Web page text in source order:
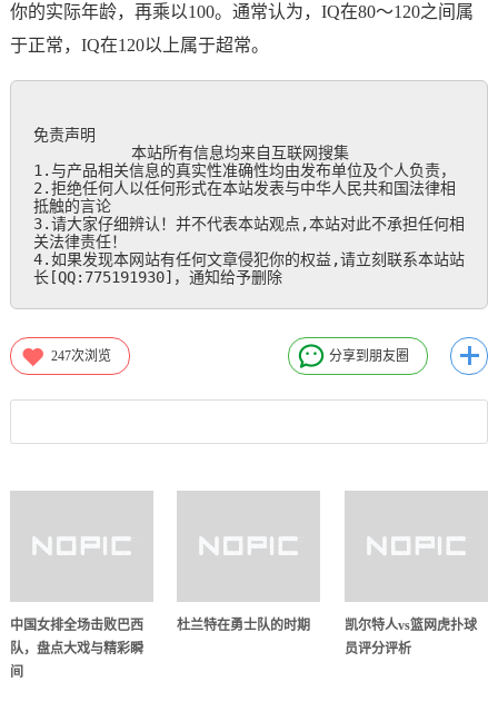
你的实际年龄，再乘以100。通常认为，IQ在80～120之间属
于正常，IQ在120以上属于超常。
免责声明
本站所有信息均来自互联网搜集
1.与产品相关信息的真实性准确性均由发布单位及个人负责，
2.拒绝任何人以任何形式在本站发表与中华人民共和国法律相
抵触的言论
3.请大家仔细辨认！并不代表本站观点,本站对此不承担任何相
关法律责任！
4.如果发现本网站有任何文章侵犯你的权益,请立刻联系本站站
长[QQ:775191930]，通知给予删除
247次浏览 分享到朋友圈
中国女排全场击败巴西
队，盘点大戏与精彩瞬
间
杜兰特在勇士队的时期
凯尔特人vs篮网虎扑球
员评分评析